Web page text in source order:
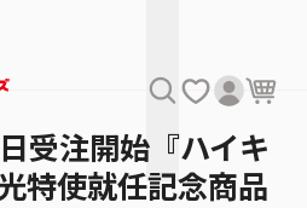
受注開始『ハイキ
特使就任記念商品